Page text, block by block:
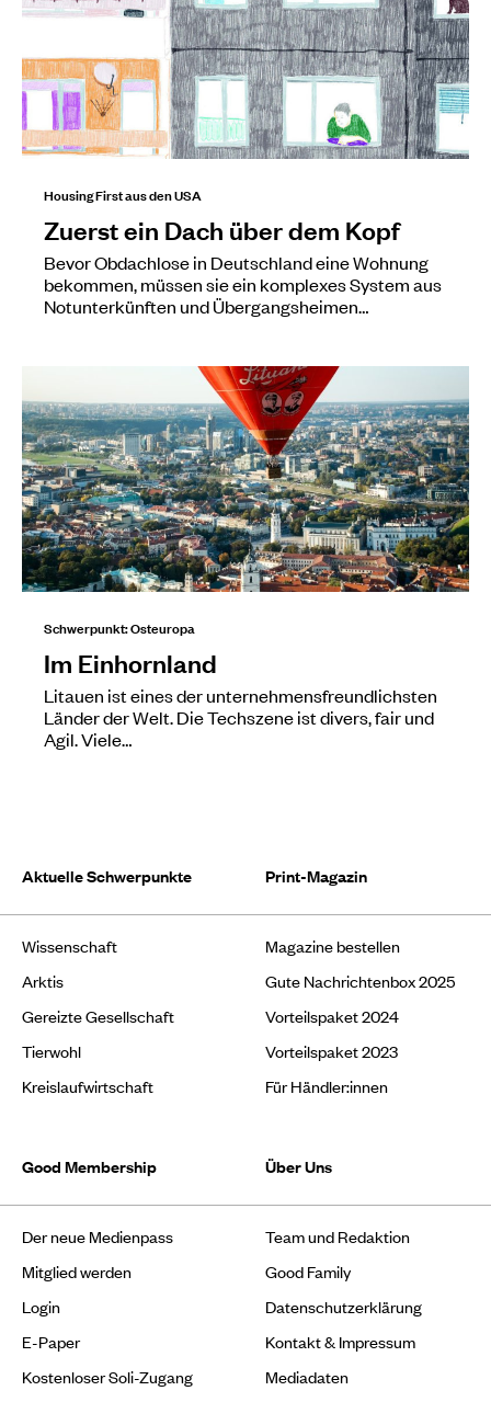
Housing First aus den USA
Zuerst ein Dach über dem Kopf
Bevor Obdachlose in Deutschland eine Wohnung
bekommen, müssen sie ein komplexes System aus
Notunterkünften und Übergangsheimen…
Schwerpunkt: Osteuropa
Im Einhornland
Litauen ist eines der unternehmensfreundlichsten
Länder der Welt. Die Techszene ist divers, fair und
Agil. Viele…
Aktuelle Schwerpunkte
Wissenschaft
Arktis
Gereizte Gesellschaft
Tierwohl
Kreislaufwirtschaft
Print-Magazin
Magazine bestellen
Gute Nachrichtenbox 2025
Vorteilspaket 2024
Vorteilspaket 2023
Für Händler:innen
Good Membership
Der neue Medienpass
Mitglied werden
Login
E-Paper
Kostenloser Soli-Zugang
Über Uns
Team und Redaktion
Good Family
Datenschutzerklärung
Kontakt & Impressum
Mediadaten